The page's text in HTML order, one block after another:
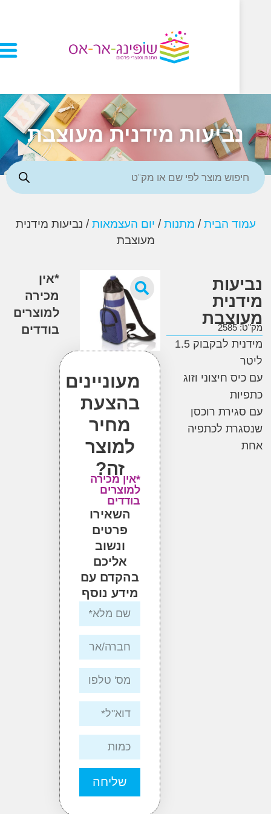
מידנית מעוצבת
הבית/מתנות /יום העצמאות/ נביעות מידנית
מעוצבת
מידנית לבקבוק 1.5
חיצוני וזוג
רוכסן
לכתפיה
מעוניינים
בהצעת
מחיר
למוצר
*אין מכירה
למוצרים
בודדים
השאירו
פרטים
אליכם
בהקדם עם
מידע נוסף
שליחה
מכירה
למוצרים
בודדים